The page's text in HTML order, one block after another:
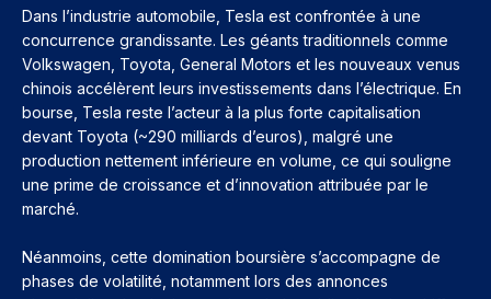
Dans l’industrie automobile, Tesla est confrontée à une
concurrence grandissante. Les géants traditionnels comme
Volkswagen, Toyota, General Motors et les nouveaux venus
chinois accélèrent leurs investissements dans l’électrique. En
bourse, Tesla reste l’acteur à la plus forte capitalisation
devant Toyota (~290 milliards d’euros), malgré une
production nettement inférieure en volume, ce qui souligne
une prime de croissance et d’innovation attribuée par le
marché.
Néanmoins, cette domination boursière s’accompagne de
phases de volatilité, notamment lors des annonces